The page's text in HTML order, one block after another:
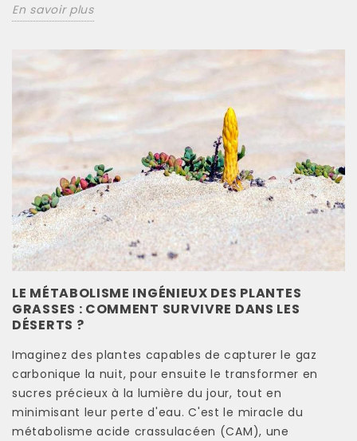
En savoir plus
LE MÉTABOLISME INGÉNIEUX DES PLANTES
GRASSES : COMMENT SURVIVRE DANS LES
DÉSERTS ?
Imaginez des plantes capables de capturer le gaz
carbonique la nuit, pour ensuite le transformer en
sucres précieux à la lumière du jour, tout en
minimisant leur perte d'eau. C'est le miracle du
métabolisme acide crassulacéen (CAM), une